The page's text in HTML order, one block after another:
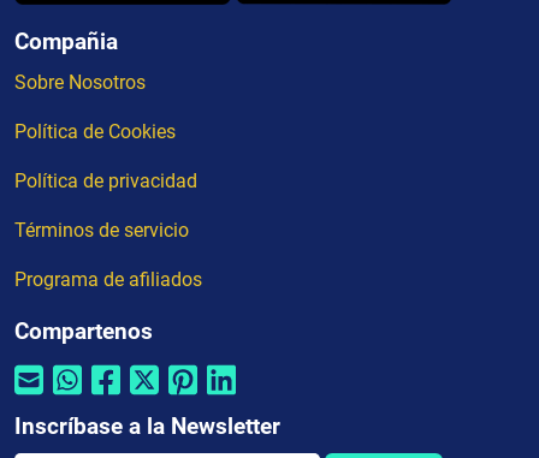
Compañia
Sobre Nosotros
Política de Cookies
Política de privacidad
Términos de servicio
Programa de afiliados
Compartenos
Inscríbase a la Newsletter